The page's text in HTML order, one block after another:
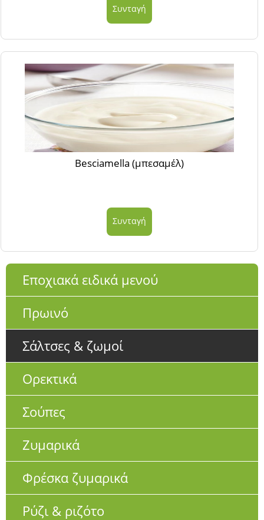
Συνταγή
Besciamella (μπεσαμέλ)
Συνταγή
Εποχιακά ειδικά μενού
Πρωινό
Σάλτσες & ζωμοί
Ορεκτικά
Σούπες
Ζυμαρικά
Φρέσκα ζυμαρικά
Ρύζι & ριζότο